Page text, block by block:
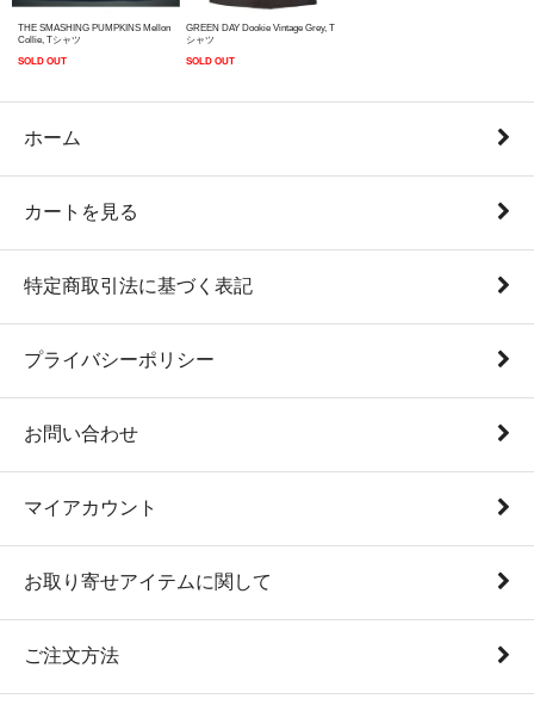
THE SMASHING PUMPKINS Mellon
Collie, Tシャツ
SOLD OUT
GREEN DAY Dookie Vintage Grey, T
シャツ
SOLD OUT
ホーム
カートを見る
特定商取引法に基づく表記
プライバシーポリシー
お問い合わせ
マイアカウント
お取り寄せアイテムに関して
ご注文方法